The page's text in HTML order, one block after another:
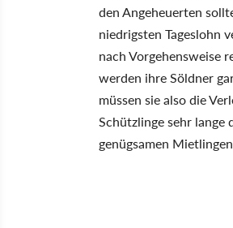
den Angeheuerten
niedrigsten Tageslohn
nach Vorgehensweise
werden ihre Söldner
müssen sie also die
Schützlinge sehr lange
genügsamen